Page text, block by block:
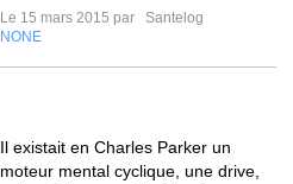
Le 15 mars 2015 par
Santelog
NONE
Il existait en Charles Parker un
moteur mental cyclique, une drive,